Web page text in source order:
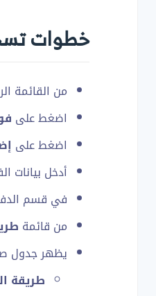
خطوات
من القائمة
اضغط على
اضغط على
أدخل بيانات
في قسم
من قائمة
يظهر جدول
طريقة